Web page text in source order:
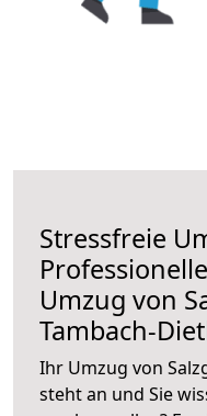
Stressfreie
Umzug von
Tambach-
Ihr Umzug von
steht an und Sie